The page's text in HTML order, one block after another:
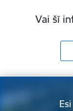
Vai šī